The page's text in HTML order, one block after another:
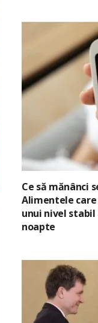
Ce să mănânci
Alimentele
unui nivel
noapte